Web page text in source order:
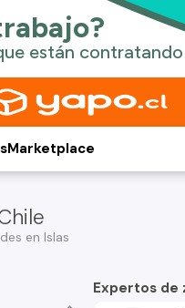
Marketplace
en Islas
Expertos de